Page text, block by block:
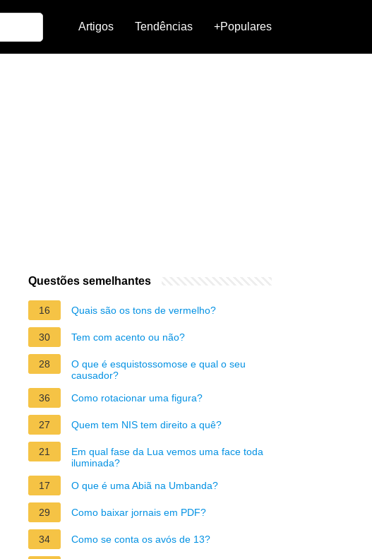
Artigos Tendências +Populares
Questões semelhantes
16 Quais são os tons de vermelho?
30 Tem com acento ou não?
28
O que é esquistossomose e qual o seu
causador?
36
Como rotacionar uma figura?
27 Quem tem NIS tem direito a quê?
21
Em qual fase da Lua vemos uma face toda
iluminada?
17
O que é uma Abiã na Umbanda?
29 Como baixar jornais em PDF?
34 Como se conta os avós de 13?